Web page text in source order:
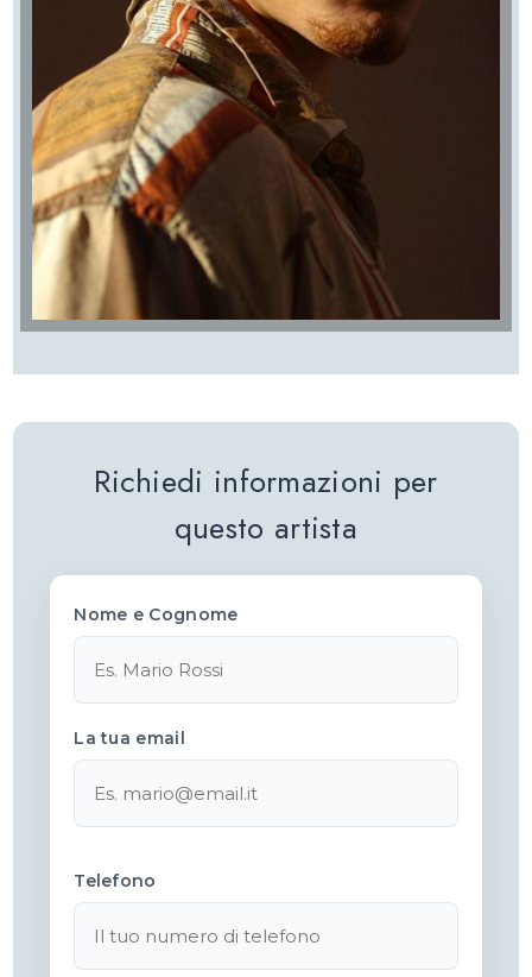
Richiedi informazioni per
questo artista
Nome e Cognome
La tua email
Telefono